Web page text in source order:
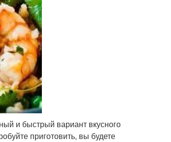
и быстрый вариант вкусного
приготовить, вы будете